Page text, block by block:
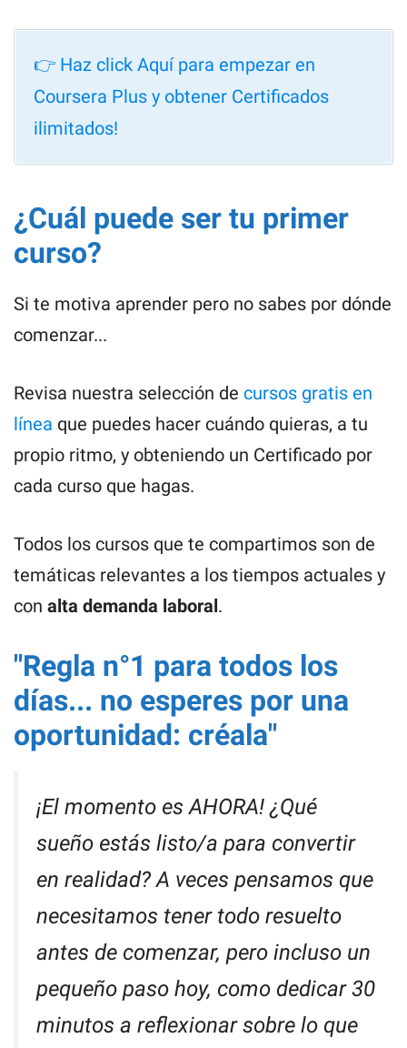
👉 Haz click Aquí para empezar en
Coursera Plus y obtener Certificados
ilimitados!
¿Cuál puede ser tu primer
curso?
Si te motiva aprender pero no sabes por dónde
comenzar...
Revisa nuestra selección de cursos gratis en
línea que puedes hacer cuándo quieras, a tu
propio ritmo, y obteniendo un Certificado por
cada curso que hagas.
Todos los cursos que te compartimos son de
temáticas relevantes a los tiempos actuales y
con alta demanda laboral.
"Regla n°1 para todos los
días... no esperes por una
oportunidad: créala"
¡El momento es AHORA! ¿Qué
sueño estás listo/a para convertir
en realidad? A veces pensamos que
necesitamos tener todo resuelto
antes de comenzar, pero incluso un
pequeño paso hoy, como dedicar 30
minutos a reflexionar sobre lo que